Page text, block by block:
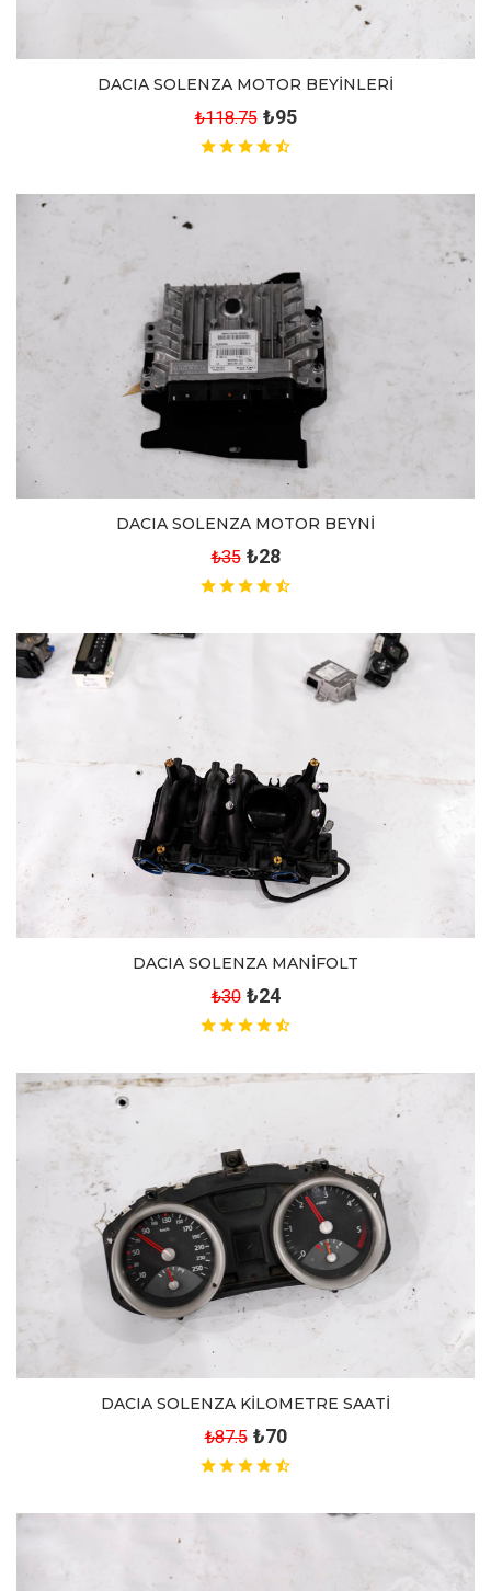
DACIA SOLENZA MOTOR BEYİNLERİ
₺118.75 ₺95
DACIA SOLENZA MOTOR BEYNİ
₺35 ₺28
DACIA SOLENZA MANİFOLT
₺30 ₺24
DACIA SOLENZA KİLOMETRE SAATİ
₺87.5 ₺70